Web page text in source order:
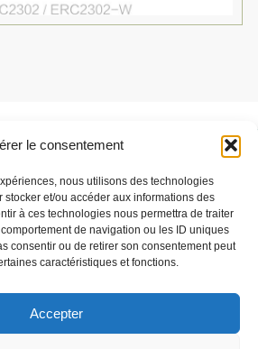
le consentement
nous utilisons des technologies
et/ou accéder aux informations des
à ces technologies nous permettra de traiter
de navigation ou les ID uniques
consentir ou de retirer son consentement peut
caractéristiques et fonctions.
Accepter
de votre projet
C'est parti
une marque de la société Stop LED